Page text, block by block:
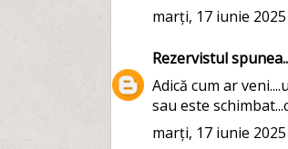
marți, 17 iunie 2025
Rezervistul
Adică cum ar
sau este
marți, 17 iunie 2025